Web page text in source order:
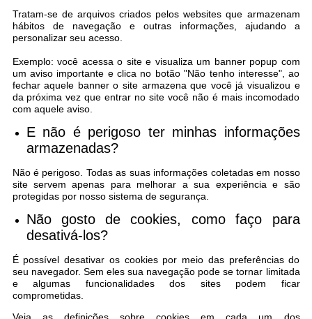
Tratam-se de arquivos criados pelos websites que armazenam
hábitos de navegação e outras informações, ajudando a
personalizar seu acesso.
Exemplo: você acessa o site e visualiza um banner popup com
um aviso importante e clica no botão "Não tenho interesse", ao
fechar aquele banner o site armazena que você já visualizou e
da próxima vez que entrar no site você não é mais incomodado
com aquele aviso.
E não é perigoso ter minhas informações
armazenadas?
Não é perigoso. Todas as suas informações coletadas em nosso
site servem apenas para melhorar a sua experiência e são
protegidas por nosso sistema de segurança.
Não gosto de cookies, como faço para
desativá-los?
É possível desativar os cookies por meio das preferências do
seu navegador. Sem eles sua navegação pode se tornar limitada
e algumas funcionalidades dos sites podem ficar
comprometidas.